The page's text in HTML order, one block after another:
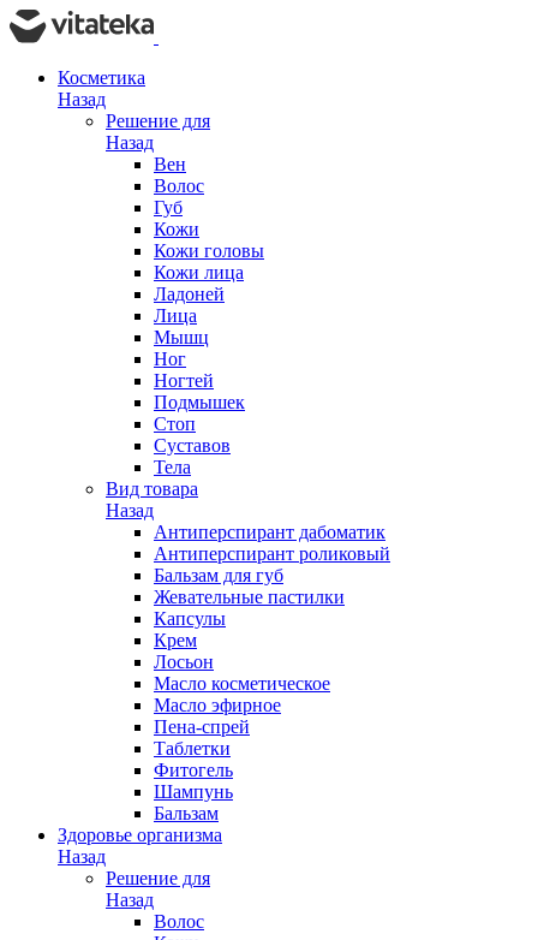
Косметика
Назад
Решение для
Назад
Вен
Волос
Губ
Кожи
Кожи головы
Кожи лица
Ладоней
Лица
Мышц
Ног
Ногтей
Подмышек
Стоп
Суставов
Тела
Вид товара
Назад
Антиперспирант дабоматик
Антиперспирант роликовый
Бальзам для губ
Жевательные пастилки
Капсулы
Крем
Лосьон
Масло косметическое
Масло эфирное
Пена-спрей
Таблетки
Фитогель
Шампунь
Бальзам
Здоровье организма
Назад
Решение для
Назад
Волос